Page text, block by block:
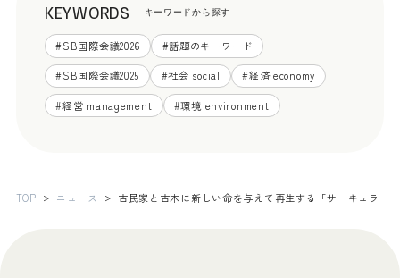
KEYWORDS キーワードから探す
#SB国際会議2026 #話題のキーワード
#SB国際会議2025 #社会 social #経済 economy
#経営 management #環境 environment
TOP ニュース 古民家と古木に新しい命を与えて再生する「サーキュラ